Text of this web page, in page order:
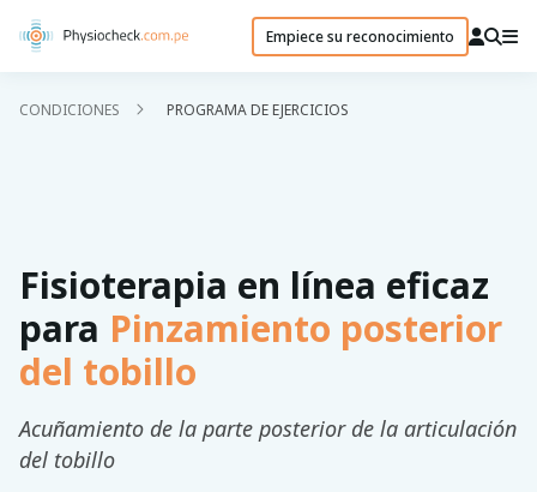
Empiece su reconocimiento
CONDICIONES PROGRAMA DE EJERCICIOS
Fisioterapia en línea eficaz
para Pinzamiento posterior
del tobillo
Acuñamiento de la parte posterior de la articulación
del tobillo